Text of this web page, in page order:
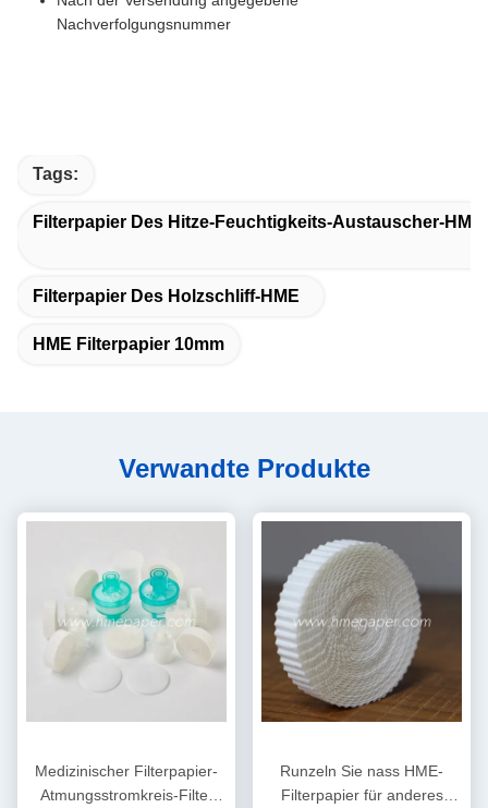
Nachverfolgungsnummer
Tags:
Filterpapier Des Hitze-Feuchtigkeits-Austauscher-HME
Filterpapier Des Holzschliff-HME
HME Filterpapier 10mm
Verwandte Produkte
Medizinischer Filterpapier-
Atmungsstromkreis-Filter
Runzeln Sie nass HME-
Filterpapier für anderes